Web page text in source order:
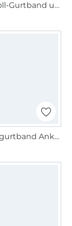
Baumwoll-Gurtband uni cognac 38 mm
Taschengurtband Anker 37 mm, beige